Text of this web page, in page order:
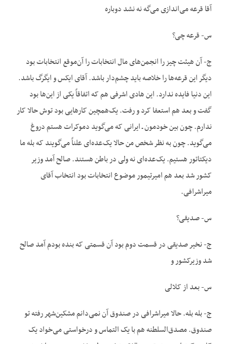
آقا قرعه می‌اندازی می‌گه نه نشد دوباره
س- قرعه چی؟
ج- آن هیئت چیز را انجمن‌های مال انتخابات را آن‌موقع انتخابات بود
دیگر این قرعه‌ها را خلاصه باید چشم‌دار باشد. آقای ایکس و ایگرگ باشد.
این دنیا فایده ندارد. این هادی اشرفی هم که اتفاقاً یکی از این‌ها بود
گفت و بعد هم استعفا کرد و رفت. یک‌همچین کارهایی بود توش حالا کار
ندارم. چون بین خودمون ـ ایرانی که می‌گوید دموکرات هستم دروغ
می‌گوید. چون به نظر شخص من حالا یک‌عده‌ای علناً می‌گویند که بله ما
دیکتاتور هستیم. یک‌عده‌ای نه ولی در باطن هستند. صالح آمد وزیر
کشور شد بعد هم امیرتیمور موضوع انتخابات بود انتخاب آقای
میراشرافی.
س- صدیقی؟
ج- نخیر صدیقی در قسمت دوم بود آن قسمتی که بنده بودم آمد صالح
شد وزیرکشور و
س- بعد از کلالی
ج- بله بله. حالا میراشرافی در صندوق آن نمی‌دانم مشکین‌شهر رفته تو
صندوق. مصدق‌السلطنه هم با یک التماس و درخواستی می‌خواد یک